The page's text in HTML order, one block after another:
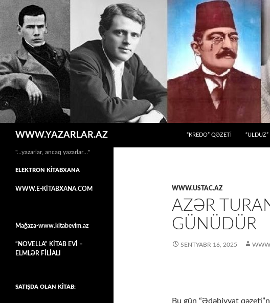
WWW.YAZARLAR.AZ
“KREDO” QƏZETİ
“ULDUZ”
WWW.USTAC.AZ
AZƏR
GÜNÜDÜR
SENTYABR 16, 2025
Bu gün “Ədəbiyyat
"…yazarlar, ancaq yazarlar…"
ELEKTRON KİTABXANA
WWW.E-KİTABXANA.COM
Mağaza-www.kitabevim.az
“NOVELLA” KİTAB EVİ –
ELMLƏR FİLİALI
SATIŞDA OLAN KİTAB: